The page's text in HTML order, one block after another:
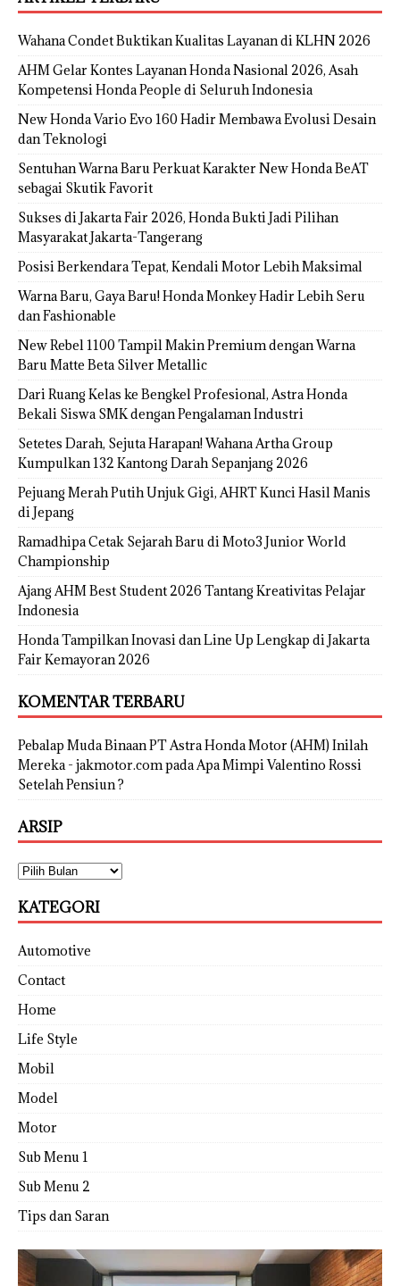
Wahana Condet Buktikan Kualitas Layanan di KLHN 2026
AHM Gelar Kontes Layanan Honda Nasional 2026, Asah
Kompetensi Honda People di Seluruh Indonesia
New Honda Vario Evo 160 Hadir Membawa Evolusi Desain
dan Teknologi
Sentuhan Warna Baru Perkuat Karakter New Honda BeAT
sebagai Skutik Favorit
Sukses di Jakarta Fair 2026, Honda Bukti Jadi Pilihan
Masyarakat Jakarta-Tangerang
Posisi Berkendara Tepat, Kendali Motor Lebih Maksimal
Warna Baru, Gaya Baru! Honda Monkey Hadir Lebih Seru
dan Fashionable
New Rebel 1100 Tampil Makin Premium dengan Warna
Baru Matte Beta Silver Metallic
Dari Ruang Kelas ke Bengkel Profesional, Astra Honda
Bekali Siswa SMK dengan Pengalaman Industri
Setetes Darah, Sejuta Harapan! Wahana Artha Group
Kumpulkan 132 Kantong Darah Sepanjang 2026
Pejuang Merah Putih Unjuk Gigi, AHRT Kunci Hasil Manis
di Jepang
Ramadhipa Cetak Sejarah Baru di Moto3 Junior World
Championship
Ajang AHM Best Student 2026 Tantang Kreativitas Pelajar
Indonesia
Honda Tampilkan Inovasi dan Line Up Lengkap di Jakarta
Fair Kemayoran 2026
KOMENTAR TERBARU
Pebalap Muda Binaan PT Astra Honda Motor (AHM) Inilah
Mereka - jakmotor.compada Apa Mimpi Valentino Rossi
Setelah Pensiun ?
ARSIP
KATEGORI
Automotive
Contact
Home
Life Style
Mobil
Model
Motor
Sub Menu 1
Sub Menu 2
Tips dan Saran